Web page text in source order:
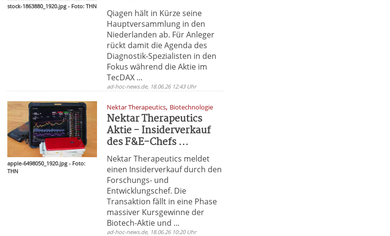
stock-1863880_1920.jpg - Foto: THN
Qiagen hält in Kürze seine
Hauptversammlung in den
Niederlanden ab. Für Anleger
rückt damit die Agenda des
Diagnostik-Spezialisten in den
Fokus während die Aktie im
TecDAX ...
ad-hoc-news.de, 18.06.26 12:43 Uhr
apple-6498050_1920.jpg - Foto:
THN
Nektar Therapeutics, Biotechnologie
Nektar Therapeutics
Aktie - Insiderverkauf
des F&E-Chefs ...
Nektar Therapeutics meldet
einen Insiderverkauf durch den
Forschungs- und
Entwicklungschef. Die
Transaktion fällt in eine Phase
massiver Kursgewinne der
Biotech-Aktie und ...
ad-hoc-news.de, 18.06.26 10:20 Uhr